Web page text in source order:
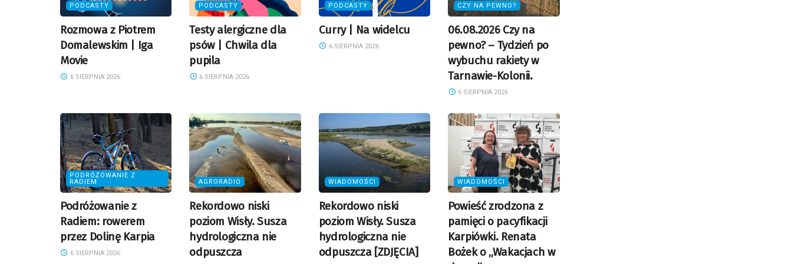
PODCASTY
Rozmowa z Piotrem
Domalewskim | Iga
Movie
6 SIERPNIA 2026
PODCASTY
Testy alergiczne dla
psów | Chwila dla
pupila
6 SIERPNIA 2026
PODCASTY
Curry | Na widelcu
6 SIERPNIA 2026
CZY NA PEWNO?
06.08.2026 Czy na
pewno? – Tydzień po
wybuchu rakiety w
Tarnawie-Kolonii.
6 SIERPNIA 2026
PODRÓŻOWANIE Z
RADIEM
Podróżowanie z
Radiem: rowerem
przez Dolinę Karpia
6 SIERPNIA 2026
AGRORADIO
Rekordowo niski
poziom Wisły. Susza
hydrologiczna nie
odpuszcza
WIADOMOŚCI
Rekordowo niski
poziom Wisły. Susza
hydrologiczna nie
odpuszcza [ZDJĘCIA]
WIADOMOŚCI
Powieść zrodzona z
pamięci o pacyfikacji
Karpiówki. Renata
Bożek o „Wakacjach w